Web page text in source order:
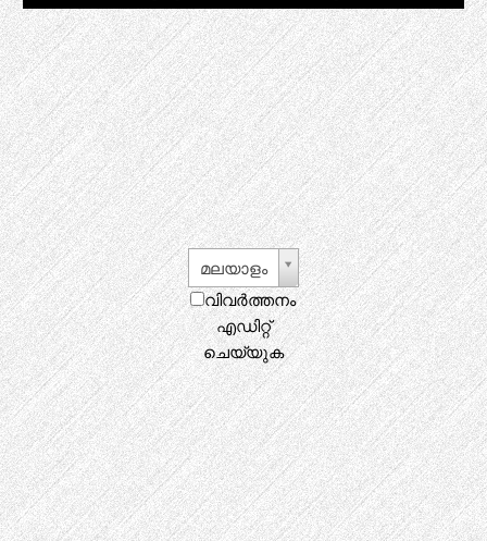
മലയാളം
വിവർത്തനം
എഡിറ്റ്
ചെയ്യുക